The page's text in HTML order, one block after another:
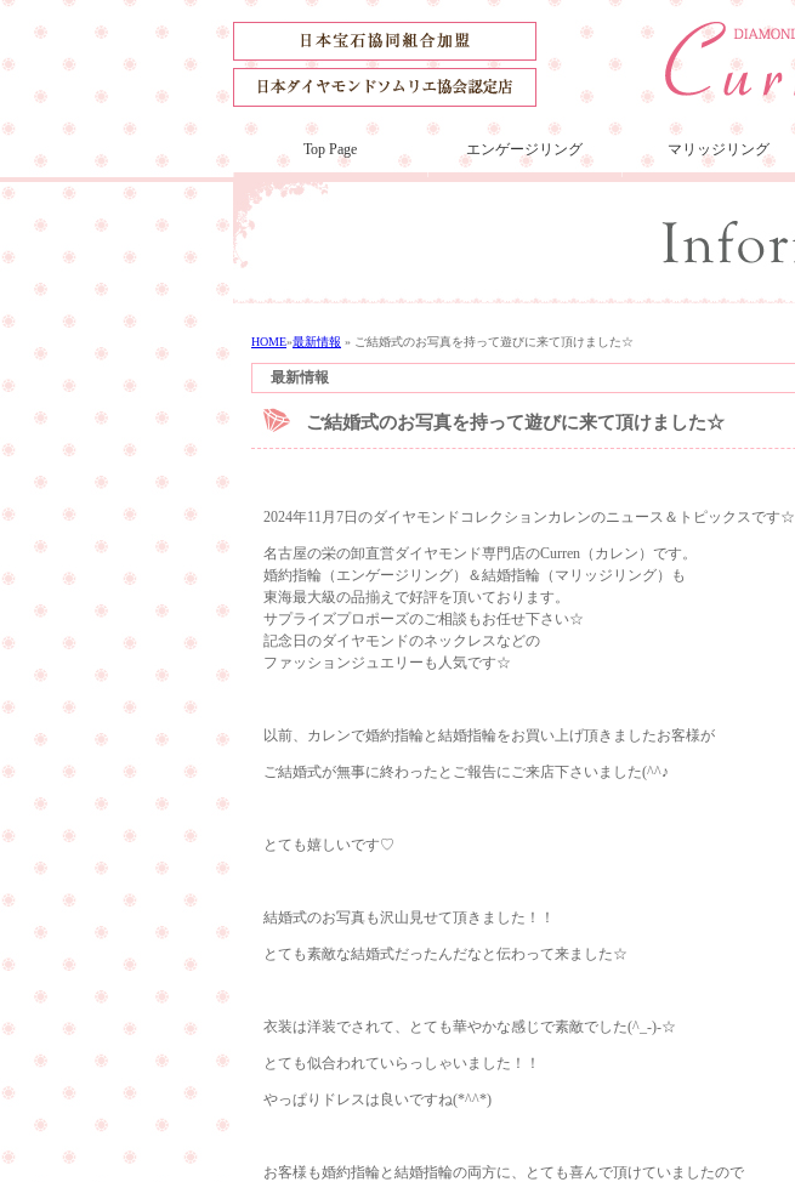
Top Page エンゲージリング マリッジリング
HOME»最新情報 » ご結婚式のお写真を持って遊びに来て頂けました☆
最新情報
ご結婚式のお写真を持って遊びに来て頂けました☆
2024年11月7日のダイヤモンドコレクションカレンのニュース＆トピックスです☆
名古屋の栄の卸直営ダイヤモンド専門店のCurren（カレン）です。
婚約指輪（エンゲージリング）＆結婚指輪（マリッジリング）も
東海最大級の品揃えで好評を頂いております。
サプライズプロポーズのご相談もお任せ下さい☆
記念日のダイヤモンドのネックレスなどの
ファッションジュエリーも人気です☆
以前、カレンで婚約指輪と結婚指輪をお買い上げ頂きましたお客様が
ご結婚式が無事に終わったとご報告にご来店下さいました(^^♪
とても嬉しいです♡
結婚式のお写真も沢山見せて頂きました！！
とても素敵な結婚式だったんだなと伝わって来ました☆
衣装は洋装でされて、とても華やかな感じで素敵でした(^_-)-☆
とても似合われていらっしゃいました！！
やっぱりドレスは良いですね(*^^*)
お客様も婚約指輪と結婚指輪の両方に、とても喜んで頂けていましたので